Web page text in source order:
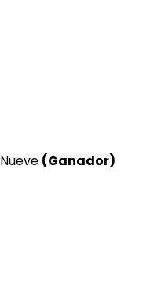
(Ganador)